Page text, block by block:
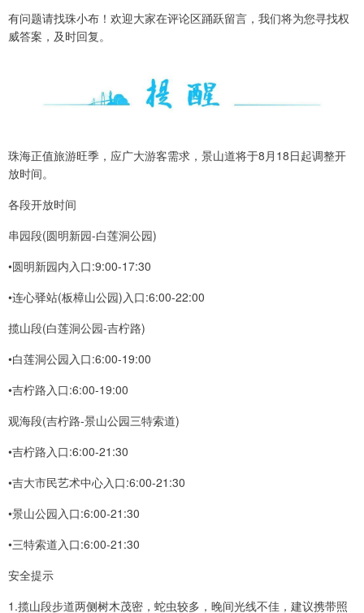
有问题请找珠小布！欢迎大家在评论区踊跃留言，我们将为您寻找权
威答案，及时回复。
珠海正值旅游旺季，应广大游客需求，景山道将于8月18日起调整开
放时间。
各段开放时间
串园段(圆明新园-白莲洞公园)
•圆明新园内入口:9:00-17:30
•连心驿站(板樟山公园)入口:6:00-22:00
揽山段(白莲洞公园-吉柠路)
•白莲洞公园入口:6:00-19:00
•吉柠路入口:6:00-19:00
观海段(吉柠路-景山公园三特索道)
•吉柠路入口:6:00-21:30
•吉大市民艺术中心入口:6:00-21:30
•景山公园入口:6:00-21:30
•三特索道入口:6:00-21:30
安全提示
1.揽山段步道两侧树木茂密，蛇虫较多，晚间光线不佳，建议携带照